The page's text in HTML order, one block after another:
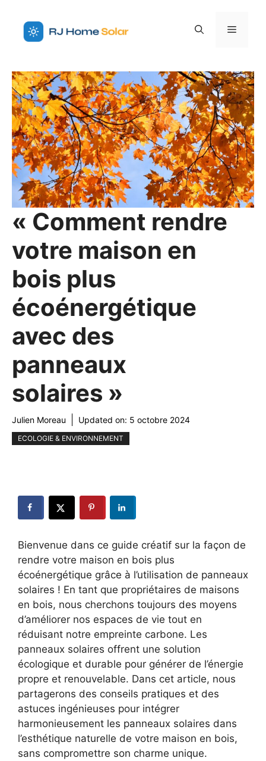
contenu
Menu
« Comment rendre
votre maison en
bois plus
écoénergétique
avec des
panneaux
solaires »
Julien Moreau Updated on: 5 octobre 2024
ECOLOGIE & ENVIRONNEMENT
Bienvenue dans ce guide créatif sur ‌la façon de
rendre votre maison en bois plus
écoénergétique grâce⁢ à l’utilisation de panneaux
solaires ! En tant que propriétaires de maisons
en bois, nous cherchons toujours des moyens
d’améliorer nos espaces de vie tout en
réduisant ‍notre empreinte carbone. Les
panneaux solaires offrent une solution
écologique et durable pour ​générer de l’énergie
propre et renouvelable. Dans cet article,⁢ nous
partagerons des conseils pratiques ⁣et des
astuces ingénieuses pour intégrer
harmonieusement les panneaux solaires dans
l’esthétique naturelle de votre maison en bois,
sans compromettre son charme unique.